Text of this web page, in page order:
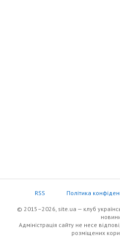
RSS Політика
© 2015–2026, site.ua — клуб
Адміністрація сайту не несе
розміщених